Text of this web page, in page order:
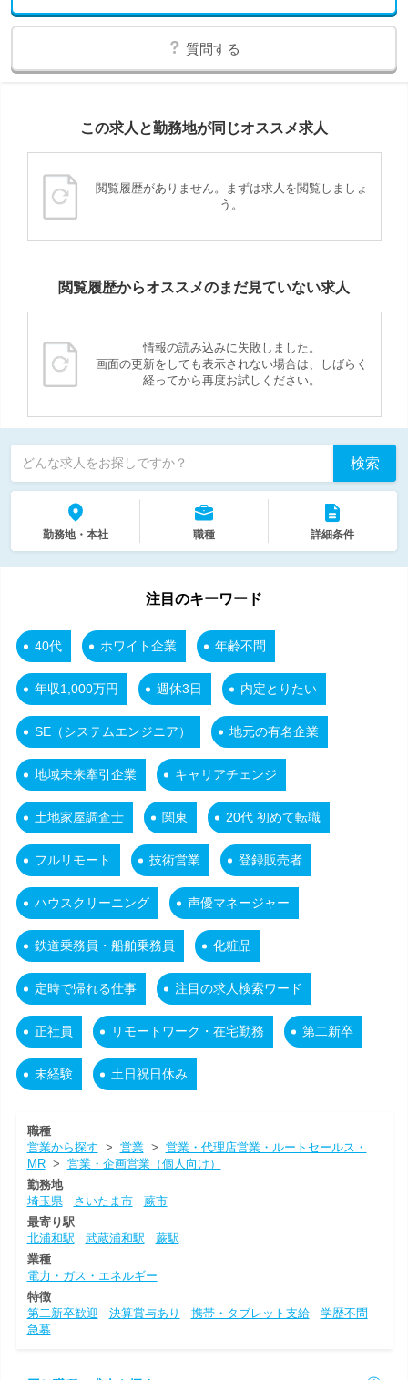
質問する
この求人と勤務地が同じオススメ求人
閲覧履歴がありません。まずは求人を閲覧しましょ
う。
閲覧履歴からオススメのまだ見ていない求人
情報の読み込みに失敗しました。
画面の更新をしても表示されない場合は、しばらく
経ってから再度お試しください。
どんな求人をお探しですか？ 検索
勤務地・本社 職種 詳細条件
注目のキーワード
40代 ホワイト企業 年齢不問
年収1,000万円 週休3日 内定とりたい
SE（システムエンジニア） 地元の有名企業
地域未来牽引企業 キャリアチェンジ
土地家屋調査士 関東 20代 初めて転職
フルリモート 技術営業 登録販売者
ハウスクリーニング 声優マネージャー
鉄道乗務員・船舶乗務員 化粧品
定時で帰れる仕事 注目の求人検索ワード
正社員 リモートワーク・在宅勤務 第二新卒
未経験 土日祝日休み
職種
営業から探す > 営業> 営業・代理店営業・ルートセールス・
MR> 営業・企画営業（個人向け）
勤務地
埼玉県
さいたま市
蕨市
最寄り駅
北浦和駅
武蔵浦和駅
蕨駅
業種
電力・ガス・エネルギー
特徴
第二新卒歓迎
決算賞与あり 携帯・タブレット支給
学歴不問
急募